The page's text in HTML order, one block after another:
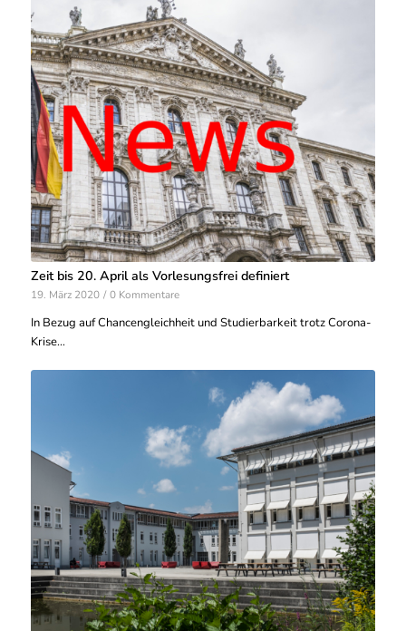
Zeit bis 20. April als Vorlesungsfrei definiert
19. März 2020 / 0 Kommentare
In Bezug auf Chancengleichheit und Studierbarkeit trotz Corona-
Krise…